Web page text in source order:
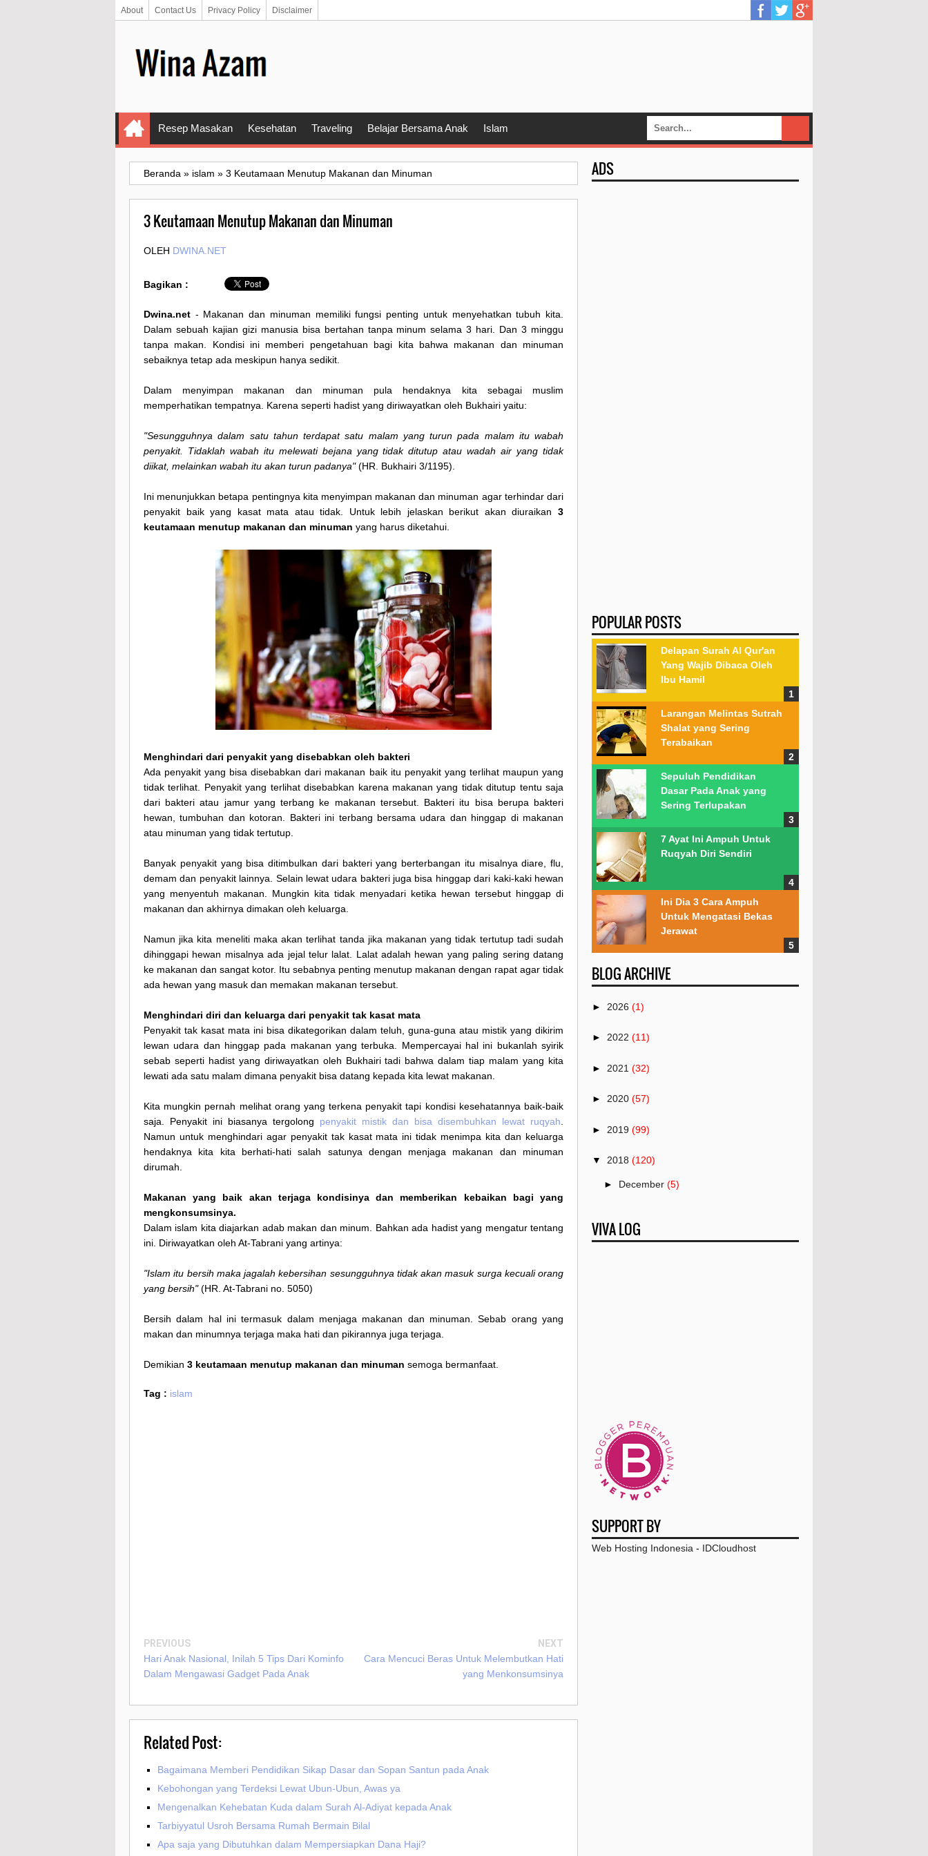
About Contact Us Privacy Policy Disclaimer
Resep Masakan Kesehatan Traveling Belajar Bersama Anak Islam
Beranda » islam » 3 Keutamaan Menutup Makanan dan Minuman
3 Keutamaan Menutup Makanan dan Minuman
OLEH DWINA.NET
Bagikan :
Dwina.net - Makanan dan minuman memiliki fungsi penting untuk menyehatkan tubuh kita.
Dalam sebuah kajian gizi manusia bisa bertahan tanpa minum selama 3 hari. Dan 3 minggu
tanpa makan. Kondisi ini memberi pengetahuan bagi kita bahwa makanan dan minuman
sebaiknya tetap ada meskipun hanya sedikit.
Dalam menyimpan makanan dan minuman pula hendaknya kita sebagai muslim
memperhatikan tempatnya. Karena seperti hadist yang diriwayatkan oleh Bukhairi yaitu:
"Sesungguhnya dalam satu tahun terdapat satu malam yang turun pada malam itu wabah
penyakit. Tidaklah wabah itu melewati bejana yang tidak ditutup atau wadah air yang tidak
diikat, melainkan wabah itu akan turun padanya"(HR. Bukhairi 3/1195).
Ini menunjukkan betapa pentingnya kita menyimpan makanan dan minuman agar terhindar dari
penyakit baik yang kasat mata atau tidak. Untuk lebih jelaskan berikut akan diuraikan 3
keutamaan menutup makanan dan minuman yang harus diketahui.
Menghindari dari penyakit yang disebabkan oleh bakteri
Ada penyakit yang bisa disebabkan dari makanan baik itu penyakit yang terlihat maupun yang
tidak terlihat. Penyakit yang terlihat disebabkan karena makanan yang tidak ditutup tentu saja
dari bakteri atau jamur yang terbang ke makanan tersebut. Bakteri itu bisa berupa bakteri
hewan, tumbuhan dan kotoran. Bakteri ini terbang bersama udara dan hinggap di makanan
atau minuman yang tidak tertutup.
Banyak penyakit yang bisa ditimbulkan dari bakteri yang berterbangan itu misalnya diare, flu,
demam dan penyakit lainnya. Selain lewat udara bakteri juga bisa hinggap dari kaki-kaki hewan
yang menyentuh makanan. Mungkin kita tidak menyadari ketika hewan tersebut hinggap di
makanan dan akhirnya dimakan oleh keluarga.
Namun jika kita meneliti maka akan terlihat tanda jika makanan yang tidak tertutup tadi sudah
dihinggapi hewan misalnya ada jejal telur lalat. Lalat adalah hewan yang paling sering datang
ke makanan dan sangat kotor. Itu sebabnya penting menutup makanan dengan rapat agar tidak
ada hewan yang masuk dan memakan makanan tersebut.
Menghindari diri dan keluarga dari penyakit tak kasat mata
Penyakit tak kasat mata ini bisa dikategorikan dalam teluh, guna-guna atau mistik yang dikirim
lewan udara dan hinggap pada makanan yang terbuka. Mempercayai hal ini bukanlah syirik
sebab seperti hadist yang diriwayatkan oleh Bukhairi tadi bahwa dalam tiap malam yang kita
lewati ada satu malam dimana penyakit bisa datang kepada kita lewat makanan.
Kita mungkin pernah melihat orang yang terkena penyakit tapi kondisi kesehatannya baik-baik
saja. Penyakit ini biasanya tergolong penyakit mistik dan bisa disembuhkan lewat ruqyah.
Namun untuk menghindari agar penyakit tak kasat mata ini tidak menimpa kita dan keluarga
hendaknya kita kita berhati-hati salah satunya dengan menjaga makanan dan minuman
dirumah.
Makanan yang baik akan terjaga kondisinya dan memberikan kebaikan bagi yang
mengkonsumsinya.
Dalam islam kita diajarkan adab makan dan minum. Bahkan ada hadist yang mengatur tentang
ini. Diriwayatkan oleh At-Tabrani yang artinya:
"Islam itu bersih maka jagalah kebersihan sesungguhnya tidak akan masuk surga kecuali orang
yang bersih"(HR. At-Tabrani no. 5050)
Bersih dalam hal ini termasuk dalam menjaga makanan dan minuman. Sebab orang yang
makan dan minumnya terjaga maka hati dan pikirannya juga terjaga.
Demikian 3 keutamaan menutup makanan dan minuman semoga bermanfaat.
Tag : islam
PREVIOUS
Hari Anak Nasional, Inilah 5 Tips Dari Kominfo
Dalam Mengawasi Gadget Pada Anak
NEXT
Cara Mencuci Beras Untuk Melembutkan Hati
yang Menkonsumsinya
Related Post:
Bagaimana Memberi Pendidikan Sikap Dasar dan Sopan Santun pada Anak
Kebohongan yang Terdeksi Lewat Ubun-Ubun, Awas ya
Mengenalkan Kehebatan Kuda dalam Surah Al-Adiyat kepada Anak
Tarbiyyatul Usroh Bersama Rumah Bermain Bilal
Apa saja yang Dibutuhkan dalam Mempersiapkan Dana Haji?
ADS
POPULAR POSTS
Delapan Surah Al Qur'an
Yang Wajib Dibaca Oleh
Ibu Hamil
Larangan Melintas Sutrah
Shalat yang Sering
Terabaikan
Sepuluh Pendidikan
Dasar Pada Anak yang
Sering Terlupakan
7 Ayat Ini Ampuh Untuk
Ruqyah Diri Sendiri
Ini Dia 3 Cara Ampuh
Untuk Mengatasi Bekas
Jerawat
BLOG ARCHIVE
► 2026 (1)
► 2022 (11)
► 2021 (32)
► 2020 (57)
► 2019 (99)
▼ 2018 (120)
► December (5)
4 Benda Ini Ternyata Berkah Dari Langit
Inilah Bukti Adanya Tujuh Lapisan Langit
4 Rekomendasi Film Pendek YouTube
yang Harus Kamu ...
Gambar Lucu Unik
Inilah Rahasia Sayap Lalat yang Sangat
VIVA LOG
SUPPORT BY
Web Hosting Indonesia - IDCloudhost